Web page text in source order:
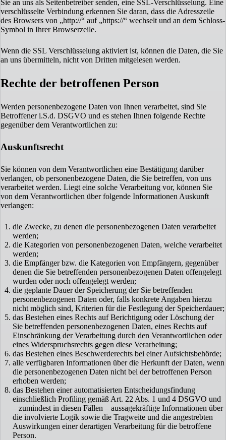
Sie an uns als Seitenbetreiber senden, eine SSL-Verschlüsselung. Eine
verschlüsselte Verbindung erkennen Sie daran, dass die Adresszeile
des Browsers von „http://“ auf „https://“ wechselt und an dem Schloss-
Symbol in Ihrer Browserzeile.
Wenn die SSL Verschlüsselung aktiviert ist, können die Daten, die Sie
an uns übermitteln, nicht von Dritten mitgelesen werden.
Rechte der betroffenen Person
Werden personenbezogene Daten von Ihnen verarbeitet, sind Sie
Betroffener i.S.d. DSGVO und es stehen Ihnen folgende Rechte
gegenüber dem Verantwortlichen zu:
Auskunftsrecht
Sie können von dem Verantwortlichen eine Bestätigung darüber
verlangen, ob personenbezogene Daten, die Sie betreffen, von uns
verarbeitet werden. Liegt eine solche Verarbeitung vor, können Sie
von dem Verantwortlichen über folgende Informationen Auskunft
verlangen:
die Zwecke, zu denen die personenbezogenen Daten verarbeitet
werden;
die Kategorien von personenbezogenen Daten, welche verarbeitet
werden;
die Empfänger bzw. die Kategorien von Empfängern, gegenüber
denen die Sie betreffenden personenbezogenen Daten offengelegt
wurden oder noch offengelegt werden;
die geplante Dauer der Speicherung der Sie betreffenden
personenbezogenen Daten oder, falls konkrete Angaben hierzu
nicht möglich sind, Kriterien für die Festlegung der Speicherdauer;
das Bestehen eines Rechts auf Berichtigung oder Löschung der
Sie betreffenden personenbezogenen Daten, eines Rechts auf
Einschränkung der Verarbeitung durch den Verantwortlichen oder
eines Widerspruchsrechts gegen diese Verarbeitung;
das Bestehen eines Beschwerderechts bei einer Aufsichtsbehörde;
alle verfügbaren Informationen über die Herkunft der Daten, wenn
die personenbezogenen Daten nicht bei der betroffenen Person
erhoben werden;
das Bestehen einer automatisierten Entscheidungsfindung
einschließlich Profiling gemäß Art. 22 Abs. 1 und 4 DSGVO und
– zumindest in diesen Fällen – aussagekräftige Informationen über
die involvierte Logik sowie die Tragweite und die angestrebten
Auswirkungen einer derartigen Verarbeitung für die betroffene
Person.